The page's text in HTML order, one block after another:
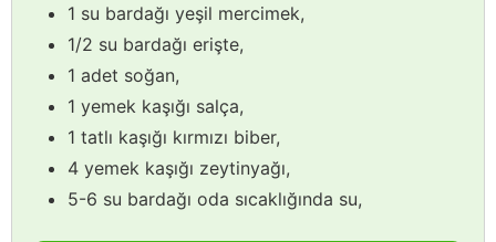
1 su bardağı yeşil mercimek,
1/2 su bardağı erişte,
1 adet soğan,
1 yemek kaşığı salça,
1 tatlı kaşığı kırmızı biber,
4 yemek kaşığı zeytinyağı,
5-6 su bardağı oda sıcaklığında su,